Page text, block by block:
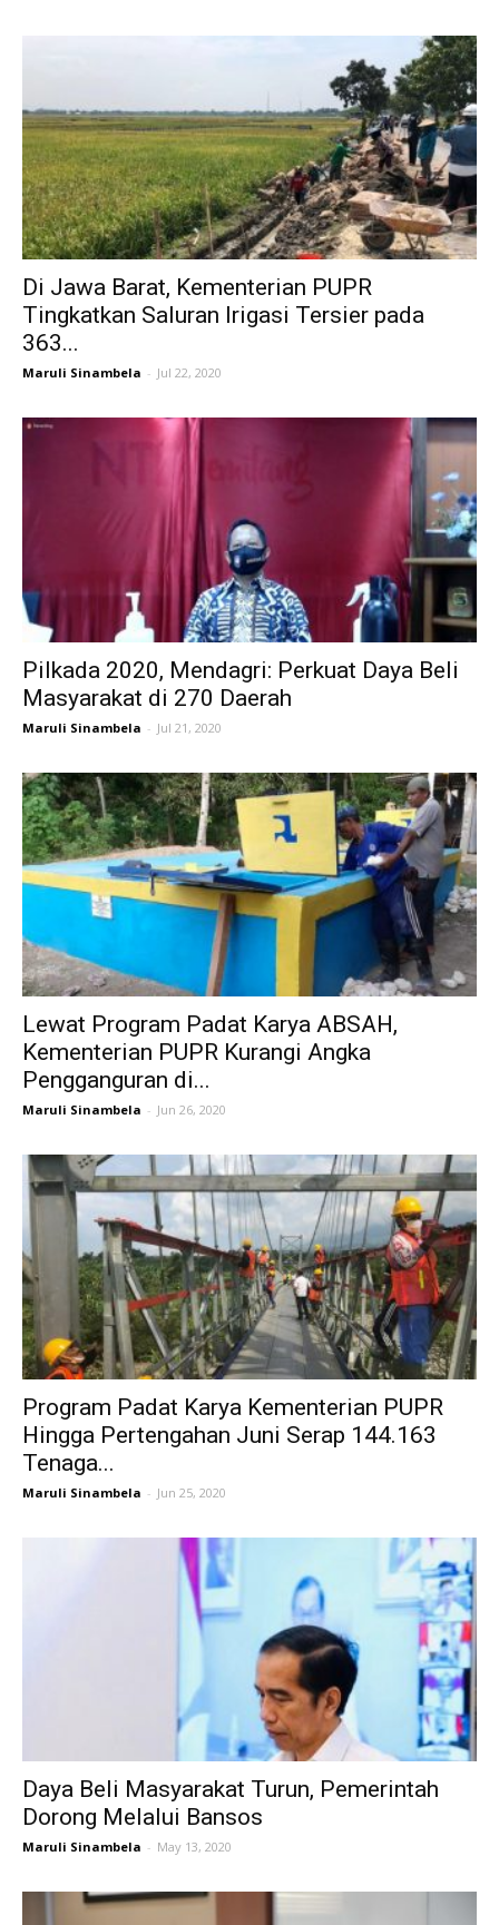
Di Jawa Barat, Kementerian PUPR
Tingkatkan Saluran Irigasi Tersier pada
363...
Maruli Sinambela - Jul 22, 2020
Pilkada 2020, Mendagri: Perkuat Daya Beli
Masyarakat di 270 Daerah
Maruli Sinambela - Jul 21, 2020
Lewat Program Padat Karya ABSAH,
Kementerian PUPR Kurangi Angka
Pengganguran di...
Maruli Sinambela - Jun 26, 2020
Program Padat Karya Kementerian PUPR
Hingga Pertengahan Juni Serap 144.163
Tenaga...
Maruli Sinambela - Jun 25, 2020
Daya Beli Masyarakat Turun, Pemerintah
Dorong Melalui Bansos
Maruli Sinambela - May 13, 2020